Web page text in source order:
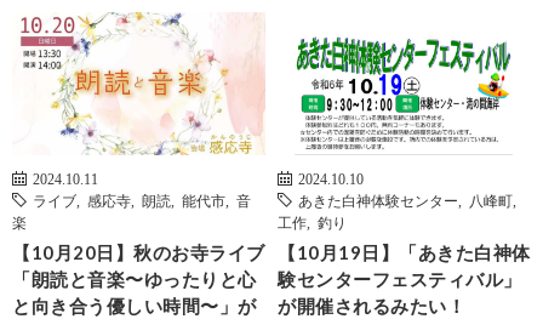
2024.10.11
ライブ
感応寺 朗読 能代市
音
楽
【10月20日】秋のお寺ライブ
「朗読と音楽〜ゆったりと心
と向き合う優しい時間〜」が
2024.10.10
あきた白神体験センター
八峰町
工作
釣り
【10月19日】「あきた白神体
験センターフェスティバル」
が開催されるみたい！